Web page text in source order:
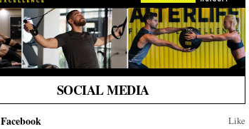
SOCIAL MEDIA
Facebook Like